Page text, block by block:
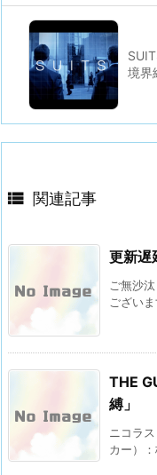
境界
 関連記事
更新遅
ご無沙
ござい
THE
縛」
ニコラ
カー）